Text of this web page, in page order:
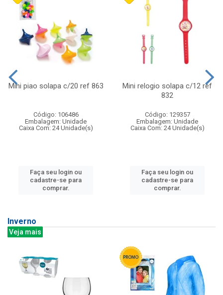
Mini piao solapa c/20 ref 863
Código: 106486
Embalagem: Unidade
Caixa Com: 24 Unidade(s)
Faça seu login ou
cadastre-se para
comprar.
Mini relogio solapa c/12 ref
832
Código: 129357
Embalagem: Unidade
Caixa Com: 24 Unidade(s)
Faça seu login ou
cadastre-se para
comprar.
Inverno
Veja mais